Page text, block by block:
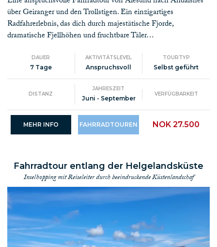
über Geiranger und den Trollstigen. Ein einzigartiges
Radfahrerlebnis, das dich durch majestätische Fjorde,
dramatische Fjellhöhen und fruchtbare Täler…
DAUER
7 Tage
AKTIVITÄTSLEVEL
Anspruchsvoll
TOURTYP
Selbst geführt
DISTANZ
JAHRESZEIT
Juni - September
VERFÜGBARKEIT
MEHR INFO FAHRRADTOUREN NOK 27.500
Fahrradtour entlang der Helgelandsküste
Inselhopping mit Reiseleiter durch beeindruckende Küstenlandschaf